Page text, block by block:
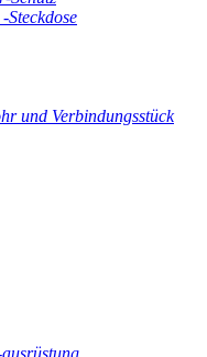
Steckdose
und Verbindungsstück